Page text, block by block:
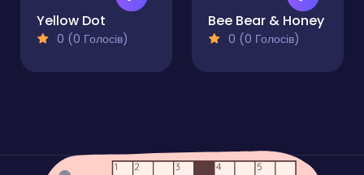
Yellow Dot
0 (0 Голосів)
Bee Bear & Honey
0 (0 Голосів)